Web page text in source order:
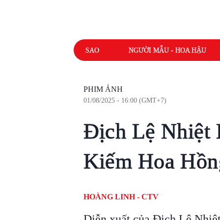
SAO NGƯỜI MẪU - HOA HẬU
PHIM ẢNH
01/08/2025 - 16:00 (GMT+7)
Địch Lệ Nhiệt
Kiếm Hoa
HOÀNG LINH - CTV